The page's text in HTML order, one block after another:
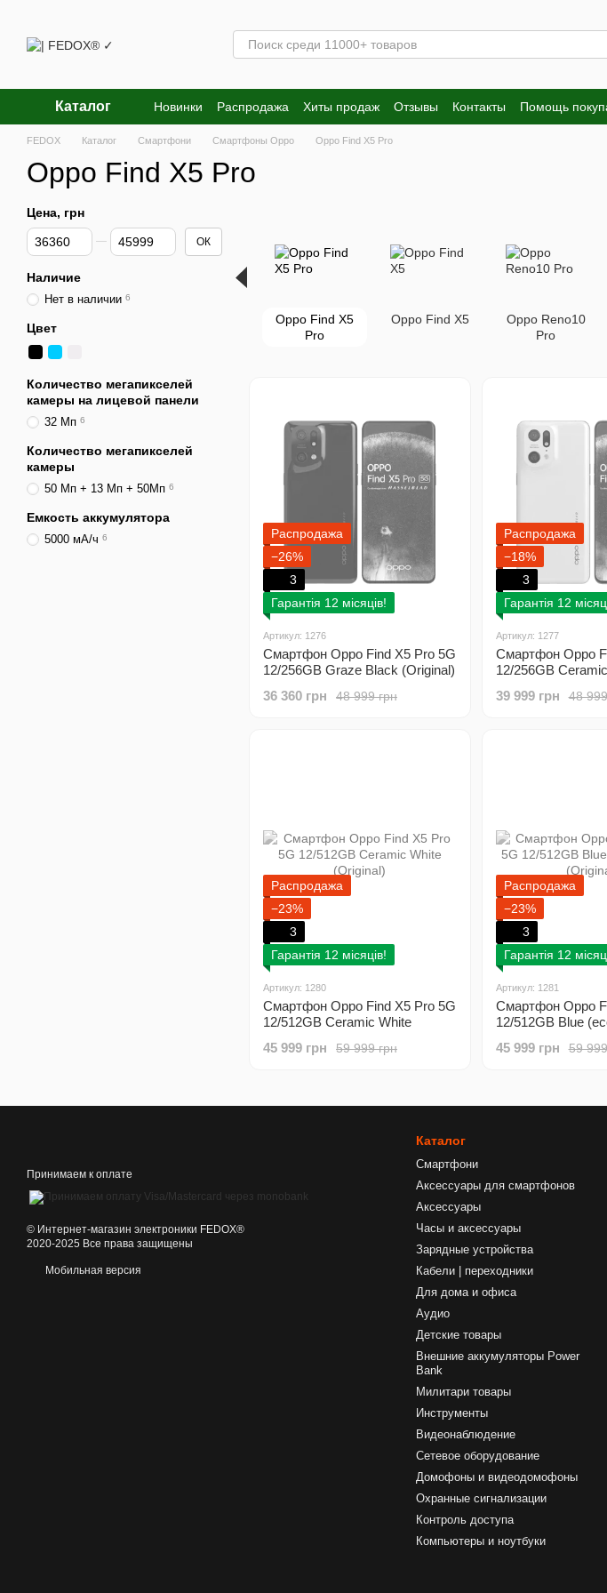
Каталог Новинки Распродажа Хиты продаж Отзывы Контакты Помощь
FEDOX Каталог Смартфони Смартфоны Oppo Oppo Find X5 Pro
Oppo Find X5 Pro
Oppo Find X5
Pro
Oppo Find X5
Oppo Reno10
Pro
Распродажа
−26%
3
Гарантія 12 місяців!
Артикул: 1276
Смартфон Oppo Find X5 Pro 5G
12/256GB Graze Black (Original)
48 999 грн
36 360 грн
Распродажа
−18%
3
Гарантія 12
Артикул: 1277
Смартфон Oppo
12/256GB
48
39 999 грн
Распродажа
−23%
3
Гарантія 12 місяців!
Артикул: 1280
Смартфон Oppo Find X5 Pro 5G
12/512GB Ceramic White
59 999 грн
45 999 грн
Распродажа
−23%
3
Гарантія 12
Артикул: 1281
Смартфон Oppo
12/512GB Blue
59
45 999 грн
Цена, грн
От Цена, грн
До Цена, грн ОК
Наличие
Нет в наличии 6
Цвет
Количество мегапикселей
камеры на лицевой панели
32 Мп 6
Количество мегапикселей
камеры
50 Мп + 13 Мп + 50Мп 6
Емкость аккумулятора
5000 мА/ч 6
Принимаем к оплате
©️ Интернет-магазин электроники FEDOX®
2020-2025 Все права защищены
Мобильная версия
Каталог
Смартфони
Аксессуары для смартфонов
Аксессуары
Часы и аксессуары
Зарядные устройства
Кабели | переходники
Для дома и офиса
Аудио
Детские товары
Внешние аккумуляторы Power
Bank
Милитари товары
Инструменты
Видеонаблюдение
Сетевое оборудование
Домофоны и видеодомофоны
Охранные сигнализации
Контроль доступа
Компьютеры и ноутбуки